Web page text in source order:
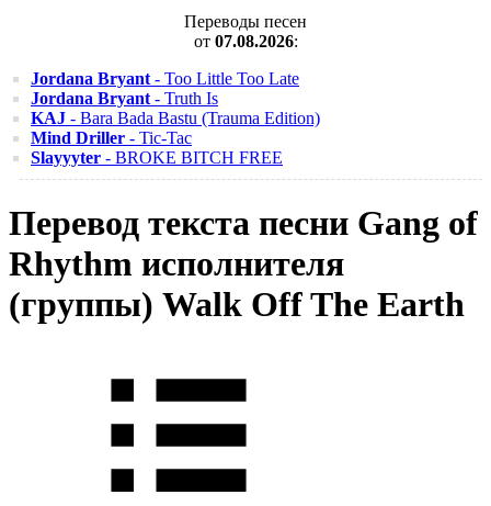
Переводы песен
от 07.08.2026:
Jordana Bryant - Too Little Too Late
Jordana Bryant - Truth Is
KAJ - Bara Bada Bastu (Trauma Edition)
Mind Driller - Tic-Tac
Slayyyter - BROKE BITCH FREE
Перевод текста песни Gang of
Rhythm исполнителя
(группы) Walk Off The Earth